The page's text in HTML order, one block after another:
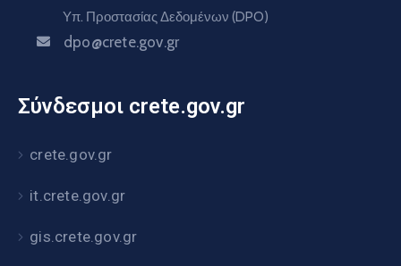
Υπ. Προστασίας Δεδομένων (DPO)
dpo@crete.gov.gr
Σύνδεσμοι crete.gov.gr
crete.gov.gr
it.crete.gov.gr
gis.crete.gov.gr